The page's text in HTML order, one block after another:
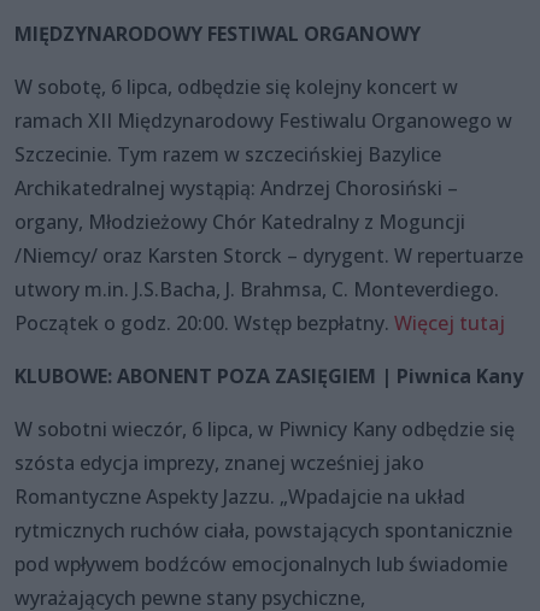
MIĘDZYNARODOWY FESTIWAL ORGANOWY
W sobotę, 6 lipca, odbędzie się kolejny koncert w
ramach XII Międzynarodowy Festiwalu Organowego w
Szczecinie. Tym razem w szczecińskiej Bazylice
Archikatedralnej wystąpią: Andrzej Chorosiński –
organy, Młodzieżowy Chór Katedralny z Moguncji
/Niemcy/ oraz Karsten Storck – dyrygent. W repertuarze
utwory m.in. J.S.Bacha, J. Brahmsa, C. Monteverdiego.
Początek o godz. 20:00. Wstęp bezpłatny. Więcej tutaj
KLUBOWE: ABONENT POZA ZASIĘGIEM | Piwnica Kany
W sobotni wieczór, 6 lipca, w Piwnicy Kany odbędzie się
szósta edycja imprezy, znanej wcześniej jako
Romantyczne Aspekty Jazzu. „Wpadajcie na układ
rytmicznych ruchów ciała, powstających spontanicznie
pod wpływem bodźców emocjonalnych lub świadomie
wyrażających pewne stany psychiczne,